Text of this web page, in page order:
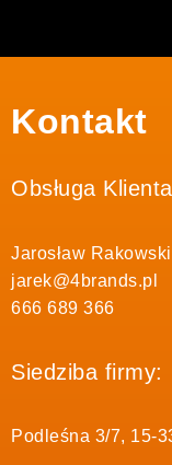
Kontakt
Obsługa
Jarosław Rakowski
jarek@4brands.pl
666 689 366
Siedziba firmy:
Podleśna 3/7, 15-